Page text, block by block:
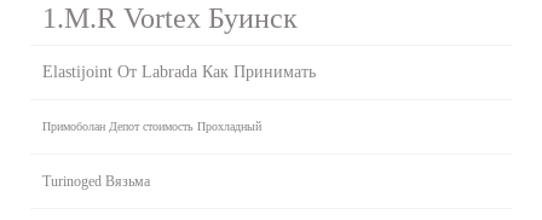
1.M.R Vortex Буинск
Elastijoint От Labrada Как Принимать
Примоболан Депот стоимость Прохладный
Turinoged Вязьма